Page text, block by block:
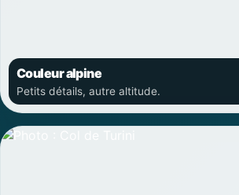
Couleur alpine
Petits détails, autre altitude.